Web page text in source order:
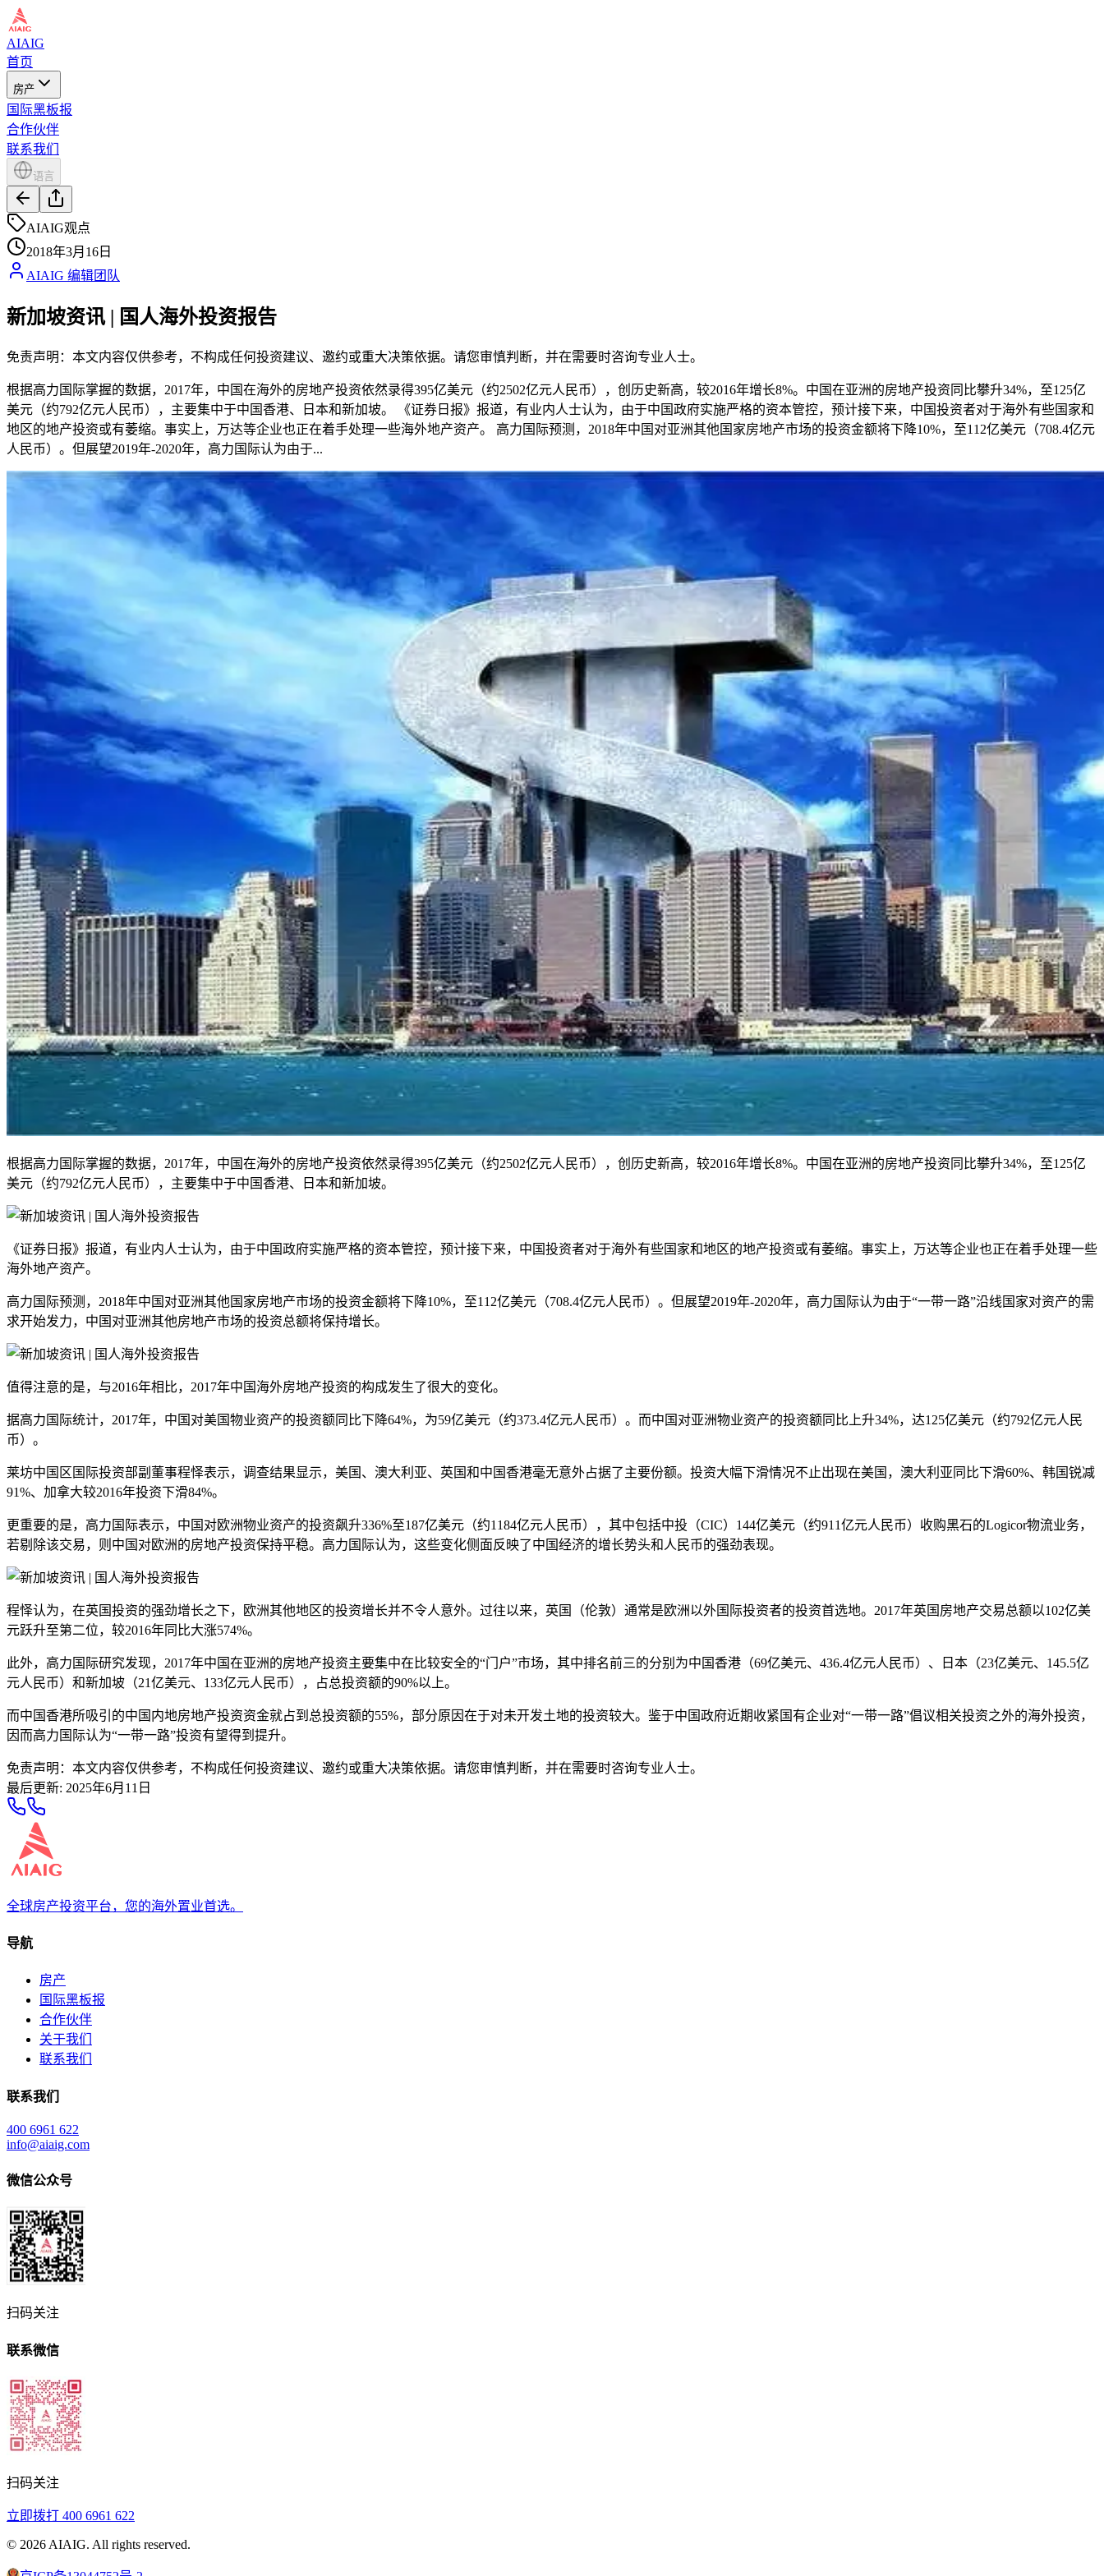
AIAIG
首页
房产
国际黑板报
合作伙伴
联系我们
语言
AIAIG观点
2018年3月16日
AIAIG 编辑团队
新加坡资讯 | 国人海外投资报告
免责声明：本文内容仅供参考，不构成任何投资建议、邀约或重大决策依据。请您审慎判断，并在需要时咨询专业人士。
根据高力国际掌握的数据，2017年，中国在海外的房地产投资依然录得395亿美元（约2502亿元人民币），创历史新高，较2016年增长8%。中国在亚洲的房地产投资同比攀升34%，至125亿
美元（约792亿元人民币），主要集中于中国香港、日本和新加坡。 《证券日报》报道，有业内人士认为，由于中国政府实施严格的资本管控，预计接下来，中国投资者对于海外有些国家和
地区的地产投资或有萎缩。事实上，万达等企业也正在着手处理一些海外地产资产。 高力国际预测，2018年中国对亚洲其他国家房地产市场的投资金额将下降10%，至112亿美元（708.4亿元
人民币）。但展望2019年-2020年，高力国际认为由于...
根据高力国际掌握的数据，2017年，中国在海外的房地产投资依然录得395亿美元（约2502亿元人民币），创历史新高，较2016年增长8%。中国在亚洲的房地产投资同比攀升34%，至125亿
美元（约792亿元人民币），主要集中于中国香港、日本和新加坡。
《证券日报》报道，有业内人士认为，由于中国政府实施严格的资本管控，预计接下来，中国投资者对于海外有些国家和地区的地产投资或有萎缩。事实上，万达等企业也正在着手处理一些
海外地产资产。
高力国际预测，2018年中国对亚洲其他国家房地产市场的投资金额将下降10%，至112亿美元（708.4亿元人民币）。但展望2019年-2020年，高力国际认为由于“一带一路”沿线国家对资产的需
求开始发力，中国对亚洲其他房地产市场的投资总额将保持增长。
值得注意的是，与2016年相比，2017年中国海外房地产投资的构成发生了很大的变化。
据高力国际统计，2017年，中国对美国物业资产的投资额同比下降64%，为59亿美元（约373.4亿元人民币）。而中国对亚洲物业资产的投资额同比上升34%，达125亿美元（约792亿元人民
币）。
莱坊中国区国际投资部副董事程怿表示，调查结果显示，美国、澳大利亚、英国和中国香港毫无意外占据了主要份额。投资大幅下滑情况不止出现在美国，澳大利亚同比下滑60%、韩国锐减
91%、加拿大较2016年投资下滑84%。
更重要的是，高力国际表示，中国对欧洲物业资产的投资飙升336%至187亿美元（约1184亿元人民币），其中包括中投（CIC）144亿美元（约911亿元人民币）收购黑石的Logicor物流业务，
若剔除该交易，则中国对欧洲的房地产投资保持平稳。高力国际认为，这些变化侧面反映了中国经济的增长势头和人民币的强劲表现。
程怿认为，在英国投资的强劲增长之下，欧洲其他地区的投资增长并不令人意外。过往以来，英国（伦敦）通常是欧洲以外国际投资者的投资首选地。2017年英国房地产交易总额以102亿美
元跃升至第二位，较2016年同比大涨574%。
此外，高力国际研究发现，2017年中国在亚洲的房地产投资主要集中在比较安全的“门户”市场，其中排名前三的分别为中国香港（69亿美元、436.4亿元人民币）、日本（23亿美元、145.5亿
元人民币）和新加坡（21亿美元、133亿元人民币），占总投资额的90%以上。
而中国香港所吸引的中国内地房地产投资资金就占到总投资额的55%，部分原因在于对未开发土地的投资较大。鉴于中国政府近期收紧国有企业对“一带一路”倡议相关投资之外的海外投资，
因而高力国际认为“一带一路”投资有望得到提升。
免责声明：本文内容仅供参考，不构成任何投资建议、邀约或重大决策依据。请您审慎判断，并在需要时咨询专业人士。
最后更新: 2025年6月11日
全球房产投资平台，您的海外置业首选。
导航
房产
国际黑板报
合作伙伴
关于我们
联系我们
联系我们
400 6961 622
info@aiaig.com
微信公众号
扫码关注
联系微信
扫码关注
立即拨打 400 6961 622
© 2026 AIAIG. All rights reserved.